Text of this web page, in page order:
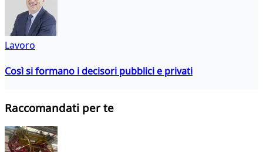
Lavoro
Così si formano i decisori pubblici e privati
Raccomandati per te